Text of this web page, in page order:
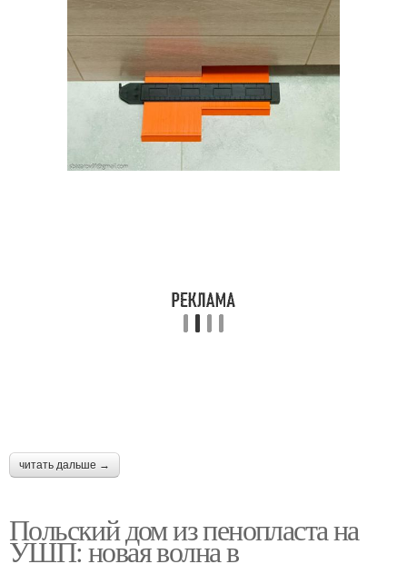
читать дальше →
Польский дом из пенопласта на
УШП: новая волна в